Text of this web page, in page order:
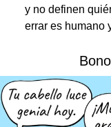
y no definen
errar es humano